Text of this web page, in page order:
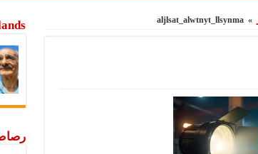
»
aljlsat_alwtnyt_llsynma